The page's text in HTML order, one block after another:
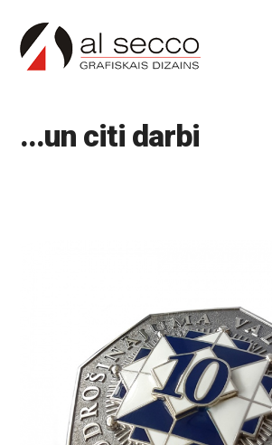
...un citi darbi